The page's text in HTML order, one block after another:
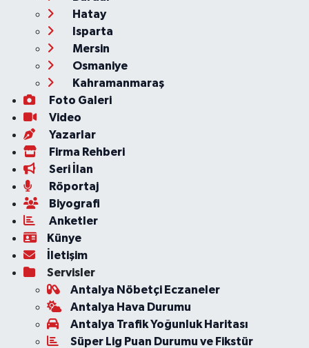
Hatay
Isparta
Mersin
Osmaniye
Kahramanmaraş
Foto Galeri
Video
Yazarlar
Firma Rehberi
Seri İlan
Röportaj
Biyografi
Anketler
Künye
İletişim
Servisler
Antalya Nöbetçi Eczaneler
Antalya Hava Durumu
Antalya Trafik Yoğunluk Haritası
Süper Lig Puan Durumu ve Fikstür